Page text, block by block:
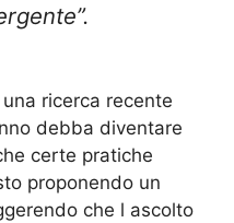
ricerca recente
debba diventare
certe pratiche
proponendo un
che l ascolto